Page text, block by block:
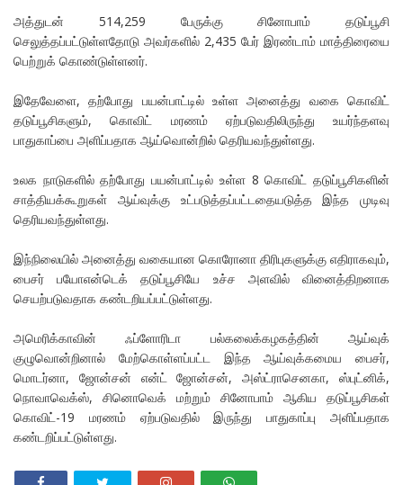
அத்துடன் 514,259 பேருக்கு சினோபாம் தடுப்பூசி
செலுத்தப்பட்டுள்ளதோடு அவர்களில் 2,435 பேர் இரண்டாம் மாத்திரையை
பெற்றுக் கொண்டுள்ளனர்.
இதேவேளை, தற்போது பயன்பாட்டில் உள்ள அனைத்து வகை கொவிட்
தடுப்பூசிகளும், கொவிட் மரணம் ஏற்படுவதிலிருந்து உயர்ந்தளவு
பாதுகாப்பை அளிப்பதாக ஆய்வொன்றில் தெரியவந்துள்ளது.
உலக நாடுகளில் தற்போது பயன்பாட்டில் உள்ள 8 கொவிட் தடுப்பூசிகளின்
சாத்தியக்கூறுகள் ஆய்வுக்கு உட்படுத்தப்பட்டதையடுத்த இந்த முடிவு
தெரியவந்துள்ளது.
இந்நிலையில் அனைத்து வகையான கொரோனா திரிபுகளுக்கு எதிராகவும்,
பைசர் பயோஎன்டெக் தடுப்பூசியே உச்ச அளவில் வினைத்திறனாக
செயற்படுவதாக கண்டறியப்பட்டுள்ளது.
அமெரிக்காவின் ஃப்ளோரிடா பல்கலைக்கழகத்தின் ஆய்வுக்
குழுவொன்றினால் மேற்கொள்ளப்பட்ட இந்த ஆய்வுக்கமைய பைசர்,
மொடர்னா, ஜோன்சன் என்ட் ஜோன்சன், அஸ்ட்ராசெனகா, ஸ்புட்னிக்,
நொவாவெக்ஸ், சினொவெக் மற்றும் சினோபாம் ஆகிய தடுப்பூசிகள்
கொவிட்-19 மரணம் ஏற்படுவதில் இருந்து பாதுகாப்பு அளிப்பதாக
கண்டறிப்பட்டுள்ளது.